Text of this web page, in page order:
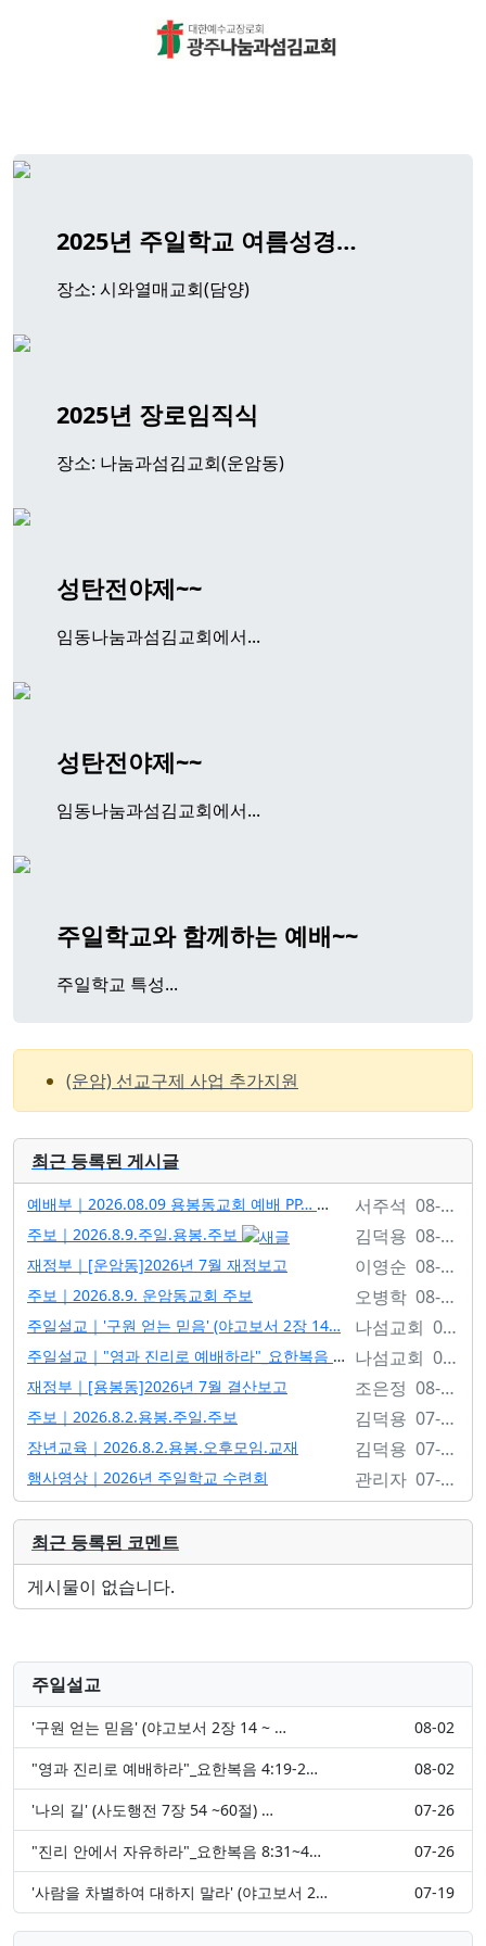
팝업레이어 알림
팝업레이어 알림이 없습니다.
2025년 주일학교 여름성경…
장소: 시와열매교회(담양)
2025년 장로임직식
장소: 나눔과섬김교회(운암동)
성탄전야제~~
임동나눔과섬김교회에서...
성탄전야제~~
임동나눔과섬김교회에서...
주일학교와 함께하는 예배~~
주일학교 특성...
(운암) 선교구제 사업 추가지원
용봉동교회 (장로, 안수집사, 권사 임직식)
[부고] 최옥연 권사님 소천
(운암) 성경퀴즈대회
1남선교회 (지리산노고단, 1박2일)
주일학교와 함께하는 예배
오후 모임 특강 (김지현 권사님 - 시시한 시작)
나섬교회(운암) 야외예배
김진아 목사님 결혼식
알렉스 목사님과 함께 예배후 선교보고회(운암)
최근 등록된 게시글
예배부｜ 2026.08.09 용봉동교회 예배 PP… 서주석 08-07
주보｜ 2026.8.9.주일.용봉.주보 김덕용 08-07
재정부｜ [운암동]2026년 7월 재정보고 이영순 08-06
주보｜ 2026.8.9. 운암동교회 주보 오병학 08-06
주일설교｜ '구원 얻는 믿음' (야고보서 2장 14… 나섬교회 08-02
주일설교｜ "영과 진리로 예배하라"_요한복음 4:1… 나섬교회 08-02
재정부｜ [용봉동]2026년 7월 결산보고 조은정 08-01
주보｜ 2026.8.2.용봉.주일.주보 김덕용 07-31
장년교육｜ 2026.8.2.용봉.오후모임.교재 김덕용 07-31
행사영상｜ 2026년 주일학교 수련회 관리자 07-27
최근 등록된 코멘트
게시물이 없습니다.
주일설교
'구원 얻는 믿음' (야고보서 2장 14 ~ …
08-02
"영과 진리로 예배하라"_요한복음 4:19-2…
08-02
'나의 길' (사도행전 7장 54 ~60절) …
07-26
"진리 안에서 자유하라"_요한복음 8:31~4…
07-26
'사람을 차별하여 대하지 말라' (야고보서 2…
07-19